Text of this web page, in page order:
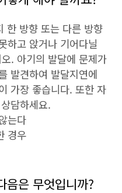
한 방향 또는 다른 방향
하고 앉거나 기어다닐
. 아기의 발달에 문제가
발견하여 발달지연에
가장 좋습니다. 또한 자
담하세요.
는다
경우
음은 무엇입니까?